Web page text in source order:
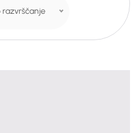
razvrščanje